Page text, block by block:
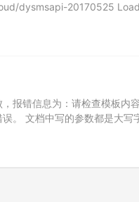
dysmsapi-20170525
报错信息为：请检查模板内
。 文档中写的参数都是大